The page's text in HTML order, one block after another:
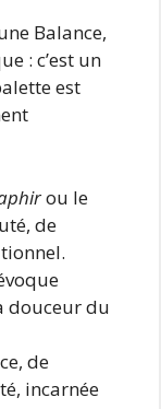
Balance,
: c’est un
est
ou le
de
douceur du
de
incarnée